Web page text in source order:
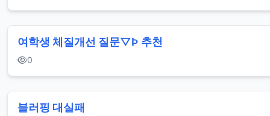
여학생 체질개선 질문▽Þ 추천
0
블러핑 대실패